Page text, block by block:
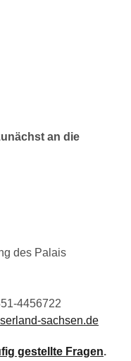
an die
des Palais
4456722
sachsen.de
gestellte Fragen.